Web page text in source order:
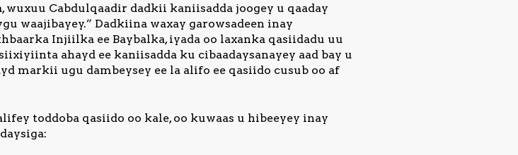
wuxuu Cabdulqaadir dadkii kaniisadda joogey u qaaday
waajibayey.” Dadkiina waxay garowsadeen inay
Injiilka ee Baybalka, iyada oo laxanka qasiidadu uu
ahayd ee kaniisadda ku cibaadaysanayey aad bay u
markii ugu dambeysey ee la alifo ee qasiido cusub oo af
toddoba qasiido oo kale, oo kuwaas u hibeeyey inay